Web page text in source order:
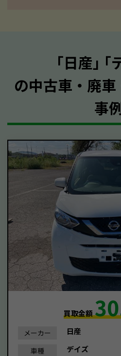
｢日産｣ ｢
の中古車・廃
事
買取金額
メーカー 日産
車種 デイズ